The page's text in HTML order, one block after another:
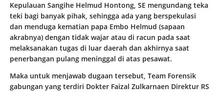
Kepulauan Sangihe Helmud Hontong, SE mengundang teka
teki bagi banyak pihak, sehingga ada yang berspekulasi
dan menduga kematian papa Embo Helmud (sapaan
akrabnya) dengan tidak wajar atau di racun pada saat
melaksanakan tugas di luar daerah dan akhirnya saat
penerbangan pulang meninggal di atas pesawat.
Maka untuk menjawab dugaan tersebut, Team Forensik
gabungan yang terdiri Dokter Faizal Zulkarnaen Direktur RS